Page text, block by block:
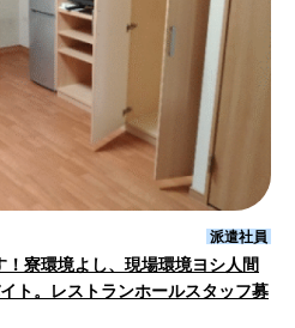
派遣社員
寮環境よし、現場環境ヨシ人間
ト。レストランホールスタッフ募